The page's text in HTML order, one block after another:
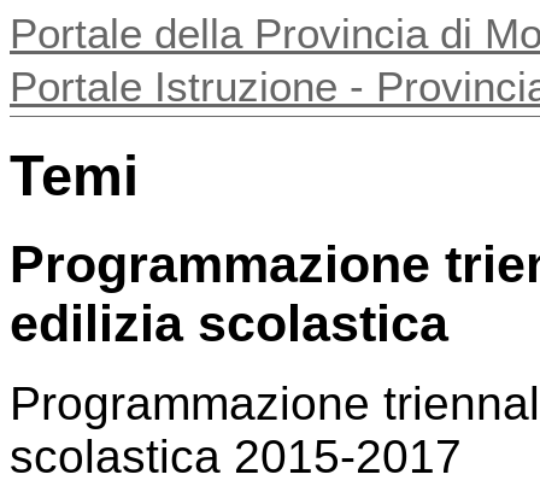
Portale della Provincia di
Portale Istruzione -
Temi
Programmazione
edilizia scolastica
Programmazione
scolastica 2015-2017